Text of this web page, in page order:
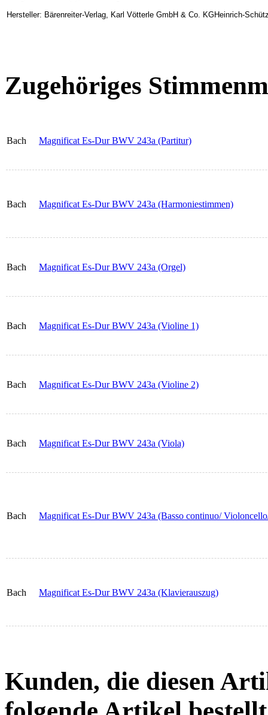
Hersteller: Bärenreiter-Verlag, Karl Vötterle GmbH & Co. KGHeinrich-
Zugehöriges
Bach Magnificat Es-Dur BWV 243a (Partitur)
Bach Magnificat Es-Dur BWV 243a (Harmoniestimmen)
Bach Magnificat Es-Dur BWV 243a (Orgel)
Bach Magnificat Es-Dur BWV 243a (Violine 1)
Bach Magnificat Es-Dur BWV 243a (Violine 2)
Bach Magnificat Es-Dur BWV 243a (Viola)
Bach Magnificat Es-Dur BWV 243a (Basso continuo/
Bach Magnificat Es-Dur BWV 243a (Klavierauszug)
Kunden, die diesen